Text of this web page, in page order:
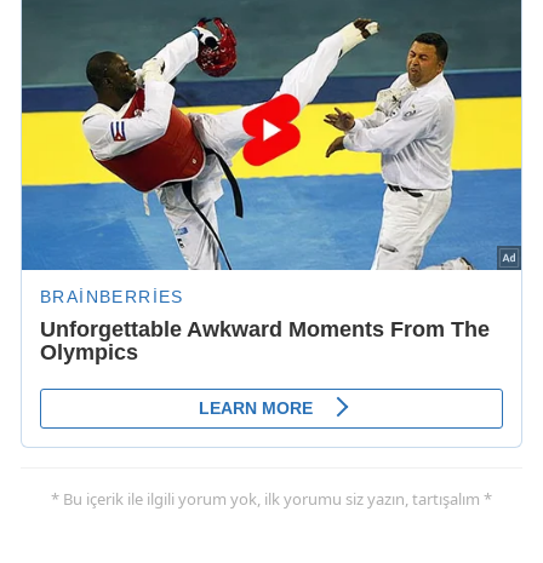
* Bu içerik ile ilgili yorum yok, ilk yorumu siz yazın, tartışalım *